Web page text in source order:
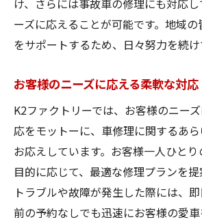
け、さらには事故車の修理にも対応
ーズに応えることが可能です。地域
をサポートするため、日々努力を続け
お客様のニーズに応える柔軟な対応
K2ファクトリーでは、お客様のニー
応をモットーに、車修理に関するあ
お応えしています。お客様一人ひと
目的に応じて、最適な修理プランを
トラブルや故障が発生した際には、
前の予約なしでも迅速にお客様の愛